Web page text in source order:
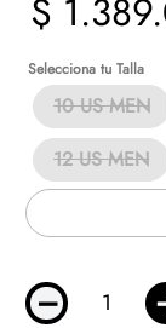
$ 1.389.
Talla
10 US MEN
12 US MEN
－